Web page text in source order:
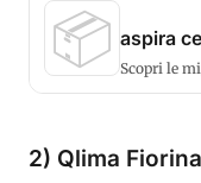
📦 aspira
Scopri le
2) Qlima